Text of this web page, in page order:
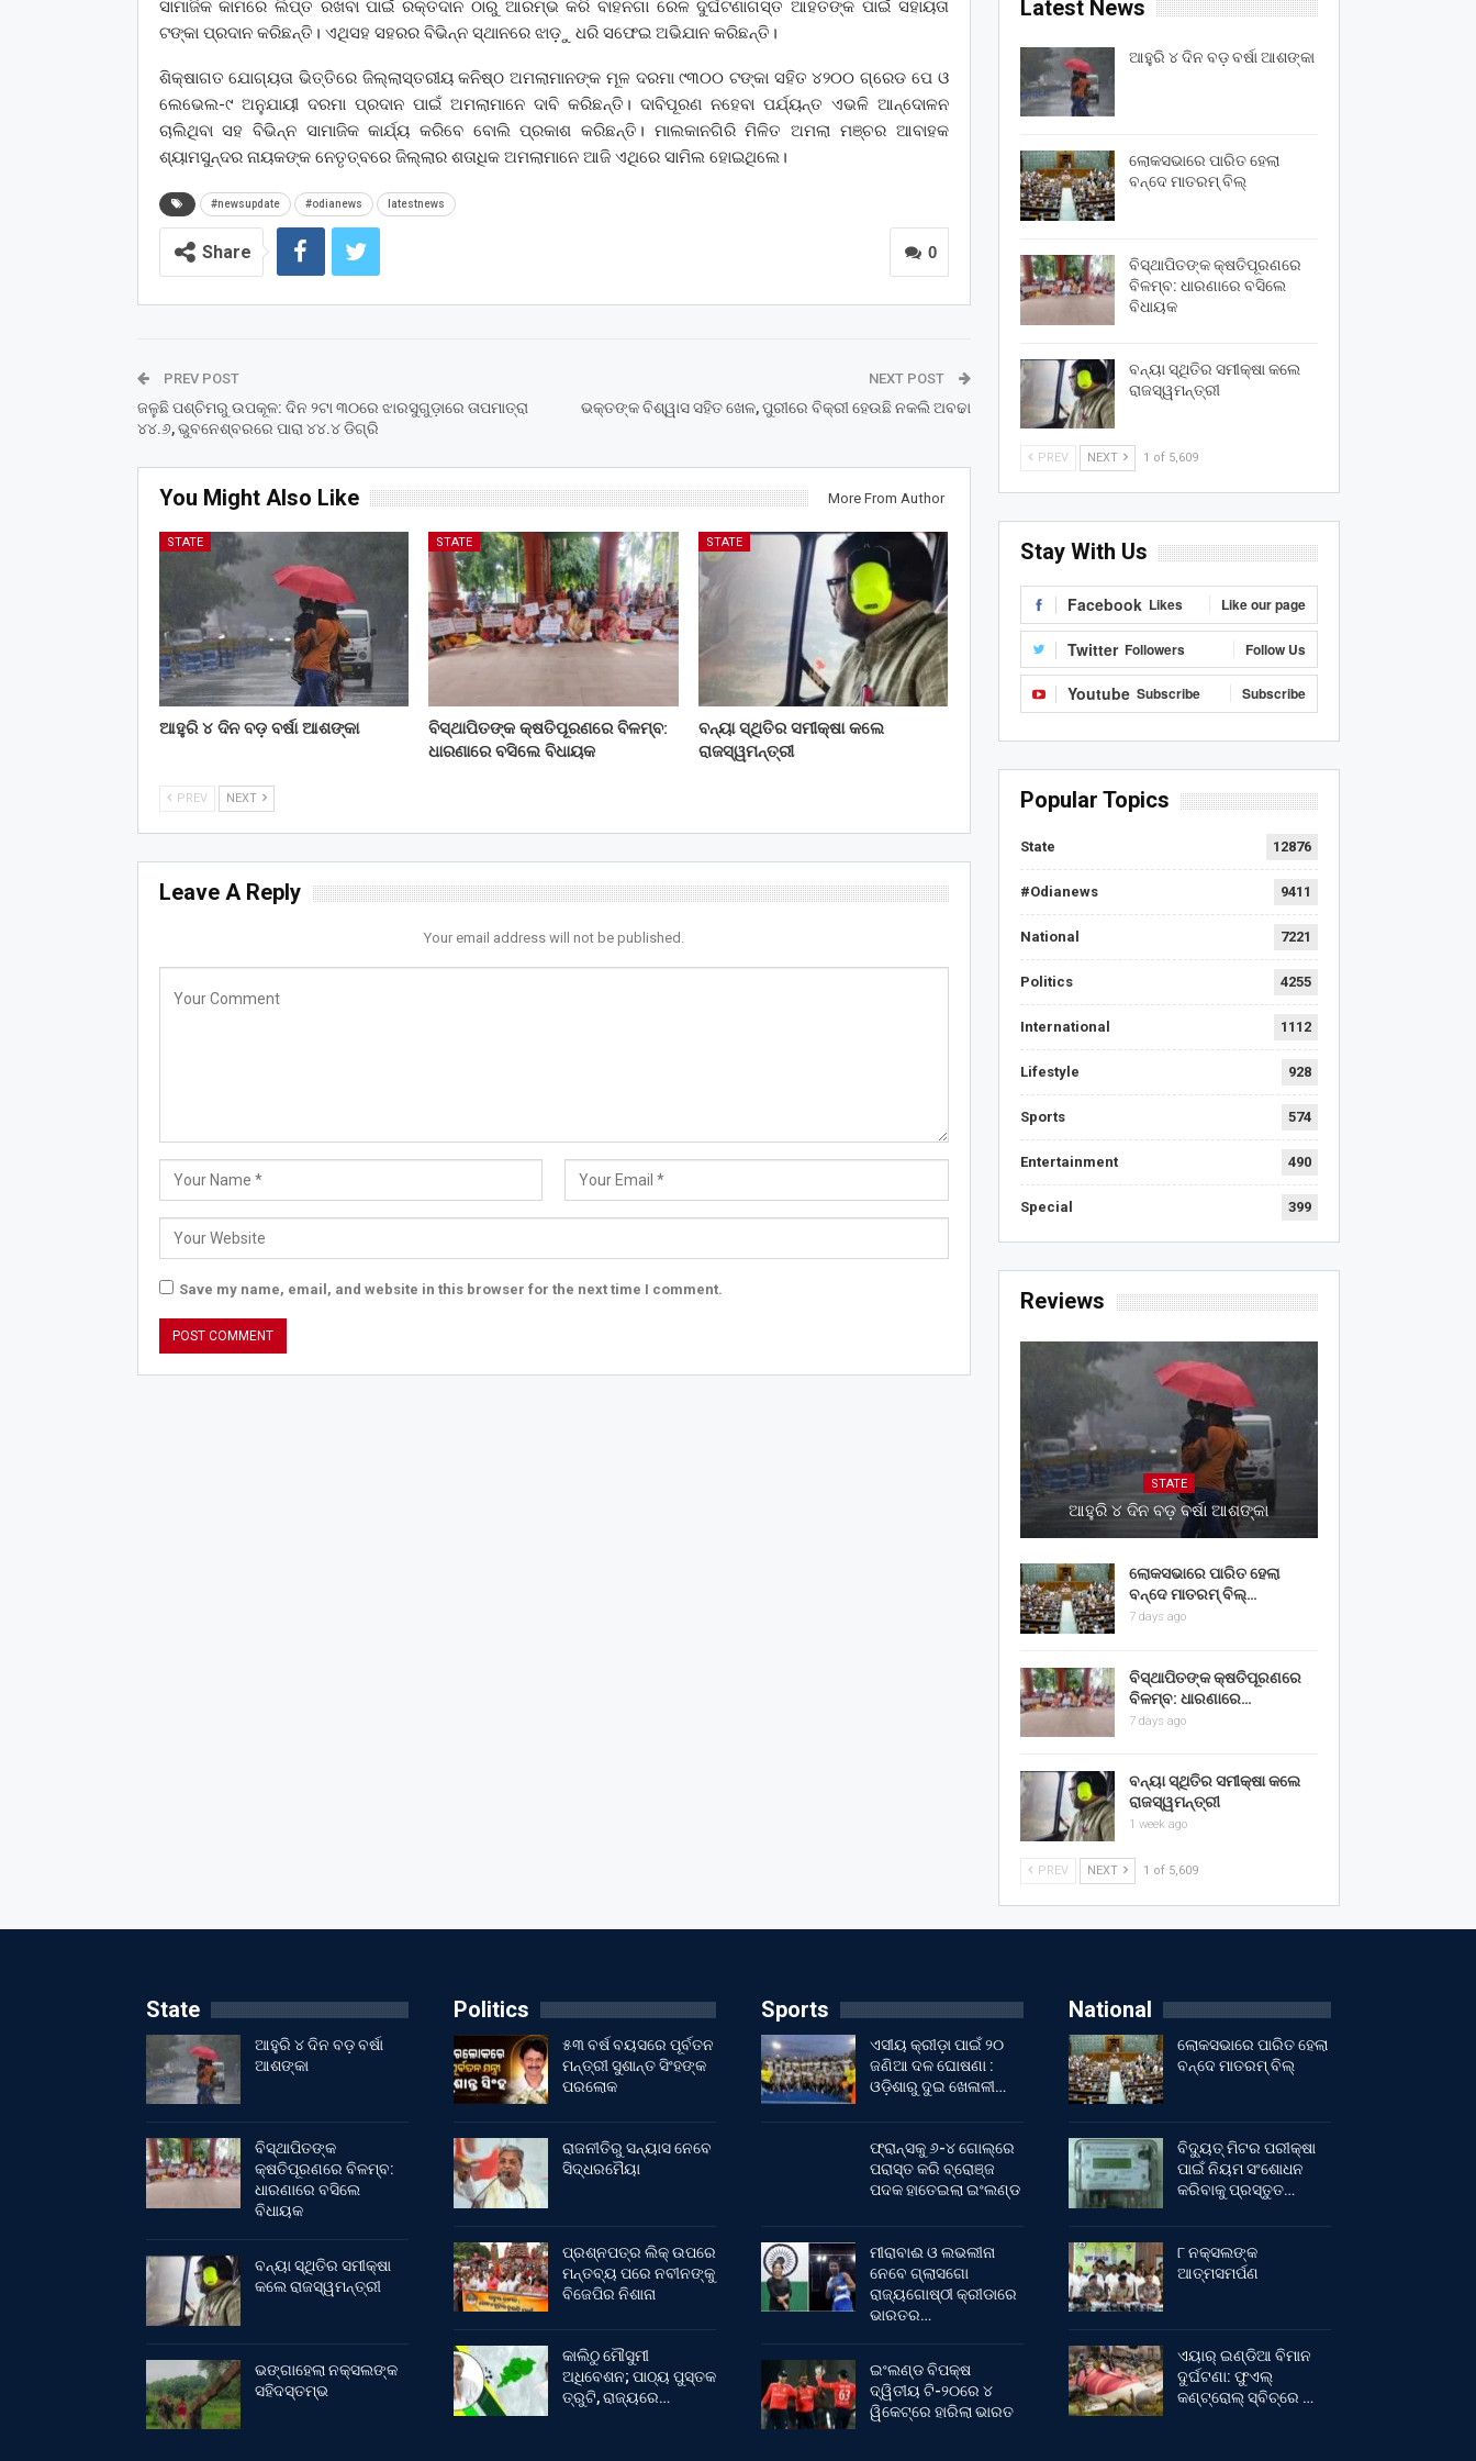
ସାମାଜିକ କା‌ମରେ ଲିପ୍ତ ରଖବା ପାଇଁ ରକ୍ତଦାନ ଠାରୁ ଆରମ୍ଭ କରି ବାହନଗା ରେଳ ଦୁର୍ଘଟଣାଗସ୍ତ ଆହତଙ୍କ ପାଇଁ ସହାୟତା
ଟଙ୍କା ପ୍ରଦାନ କରିଛନ୍ତି। ଏଥିସହ ସହରର ବିଭିନ୍ନ ସ୍ଥାନରେ ଝାଡ଼ୁ ଧରି ସଫେଇ ଅଭିଯାନ କରିଛନ୍ତି।
ଶିକ୍ଷାଗତ ଯୋଗ୍ୟତା ଭିତ୍ତିରେ ଜିଲ୍ଲାସ୍ତରୀୟ କନିଷ୍ଠ ଅମଲାମାନଙ୍କ ମୂଳ ଦରମା ୯୩୦୦ ଟଙ୍କା ସହିତ ୪୨୦୦ ଗ୍ରେଡ ପେ ଓ
ଲେଭେଲ-୯ ଅନୁଯାୟୀ ଦରମା ପ୍ରଦାନ ପାଇଁ ଅମଲାମାନ‌େ ଦାବି କରିଛନ୍ତି। ଦାବିପୂରଣ ନହେବା ପର୍ଯ୍ୟନ୍ତ ଏଭଳି ଆନ୍ଦୋଳନ
ଚାଲିଥିବା ସହ ବିଭିନ୍ନ ସାମାଜିକ କାର୍ଯ୍ୟ କରିବେ ବୋଲି ପ୍ରକାଶ କରିଛନ୍ତି। ମାଲକାନଗିରି ମିଳିତ ଅମଲା ମଞ୍ଚର ଆବାହକ
ଶ୍ୟାମସୁନ୍ଦର ନାୟକଙ୍କ ନେତୃତ୍ବରେ ଜିଲ୍ଲାର ଶତାଧିକ ଅମଲାମାନ‌େ ଆଜି ଏଥିରେ ସାମିଲ ହୋଇଥିଲେ।
#newsupdate #odianews latestnews
0
Share
PREV POST
ଜଳୁଛି ପଶ୍ଚିମରୁ ଉପକୂଳ: ଦିନ ୨ଟା ୩୦ରେ ଝାରସୁଗୁଡ଼ାରେ ତାପମାତ୍ରା
୪୪.୬, ଭୁବନେଶ୍ବରରେ ପାରା ୪୪.୪ ଡିଗ୍ରି
NEXT POST
ଭକ୍ତଙ୍କ ବିଶ୍ୱାସ ସହିତ ଖେଳ, ପୁରୀରେ ବିକ୍ରୀ ହେଉଛି ନକଲି ଅବଢା
You Might Also Like More From Author
STATE
ଆହୁରି ୪ ଦିନ ବଡ଼ ବର୍ଷା ଆଶଙ୍କା
STATE
ବିସ୍ଥାପିତଙ୍କ କ୍ଷତିପୂରଣରେ ବିଳମ୍ବ:
ଧାରଣାରେ ବସିଲେ ବିଧାୟକ
STATE
ବନ୍ୟା ସ୍ଥିତିର ସମୀକ୍ଷା କଲେ
ରାଜସ୍ୱମନ୍ତ୍ରୀ
PREV NEXT
Leave A Reply
Your email address will not be published.
Save my name, email, and website in this browser for the next time I comment.
Latest News
ଆହୁରି ୪ ଦିନ ବଡ଼ ବର୍ଷା ଆଶଙ୍କା
ଲୋକସଭାରେ ପାରିତ ହେଲା
ବନ୍ଦେ ମାତରମ୍‌ ବିଲ୍‌
ବିସ୍ଥାପିତଙ୍କ କ୍ଷତିପୂରଣରେ
ବିଳମ୍ବ: ଧାରଣାରେ ବସିଲେ
ବିଧାୟକ
ବନ୍ୟା ସ୍ଥିତିର ସମୀକ୍ଷା କଲେ
ରାଜସ୍ୱମନ୍ତ୍ରୀ
PREV NEXT 1 of 5,609
Stay With Us
Facebook Likes Like our page
Twitter Followers Follow Us
Youtube Subscribe Subscribe
Popular Topics
State 12876
#Odianews 9411
National 7221
Politics 4255
International 1112
Lifestyle 928
Sports 574
Entertainment 490
Special 399
Reviews
STATE
ଆହୁରି ୪ ଦିନ ବଡ଼ ବର୍ଷା ଆଶଙ୍କା
ଲୋକସଭାରେ ପାରିତ ହେଲା
ବନ୍ଦେ ମାତରମ୍‌ ବିଲ୍‌…
7 days ago
ବିସ୍ଥାପିତଙ୍କ କ୍ଷତିପୂରଣରେ
ବିଳମ୍ବ: ଧାରଣାରେ…
7 days ago
ବନ୍ୟା ସ୍ଥିତିର ସମୀକ୍ଷା କଲେ
ରାଜସ୍ୱମନ୍ତ୍ରୀ
1 week ago
PREV NEXT 1 of 5,609
State
ଆହୁରି ୪ ଦିନ ବଡ଼ ବର୍ଷା
ଆଶଙ୍କା
ବିସ୍ଥାପିତଙ୍କ
କ୍ଷତିପୂରଣରେ ବିଳମ୍ବ:
ଧାରଣାରେ ବସିଲେ
ବିଧାୟକ
ବନ୍ୟା ସ୍ଥିତିର ସମୀକ୍ଷା
କଲେ ରାଜସ୍ୱମନ୍ତ୍ରୀ
ଭଙ୍ଗାହେଲା ନକ୍ସଲଙ୍କ
ସହିଦସ୍ତମ୍ଭ
Politics
୫୩ ବର୍ଷ ବୟସରେ ପୂର୍ବତନ
ମନ୍ତ୍ରୀ ସୁଶାନ୍ତ ସିଂହଙ୍କ
ପରଲୋକ
ରାଜନୀତିରୁ ସନ୍ୟାସ ନେବେ
ସିଦ୍ଧରମୈୟା
ପ୍ରଶ୍ନପତ୍ର ଲିକ୍ ଉପରେ
ମନ୍ତବ୍ୟ ପରେ ନବୀନଙ୍କୁ
ବିଜେପିର ନିଶାନା
କାଲିଠୁ ମୌସୁମୀ
ଅଧିବେଶନ; ପାଠ୍ୟ ପୁସ୍ତକ
ତ୍ରୁଟି, ରାଜ୍ୟରେ…
Sports
ଏସୀୟ କ୍ରୀଡ଼ା ପାଇଁ ୨୦
ଜଣିଆ ଦଳ ଘୋଷଣା :
ଓଡ଼ିଶାରୁ ଦୁଇ ଖେଳାଳୀ…
ଫ୍ରାନ୍ସକୁ ୬-୪ ଗୋଲ୍‌ରେ
ପରାସ୍ତ କରି ବ୍ରୋଞ୍ଜ
ପଦକ ହାତେଇଲା ଇଂଲଣ୍ଡ
ମୀରାବାଈ ଓ ଲଭଲୀନା
ନେବେ ଗ୍ଲାସଗୋ
ରାଜ୍ୟଗୋଷ୍ଠୀ କ୍ରୀଡାରେ
ଭାରତର…
ଇଂଲଣ୍ଡ ବିପକ୍ଷ
ଦ୍ୱିତୀୟ ଟି-୨୦ରେ ୪
ୱିକେଟ୍‌ରେ ହାରିଲା ଭାରତ
National
ଲୋକସଭାରେ ପାରିତ ହେଲା
ବନ୍ଦେ ମାତରମ୍‌ ବିଲ୍‌
ବିଦ୍ୟୁତ୍ ମିଟର ପରୀକ୍ଷା
ପାଇଁ ନିୟମ ସଂଶୋଧନ
କରିବାକୁ ପ୍ରସ୍ତୁତ…
୮ ନକ୍ସଲଙ୍କ
ଆତ୍ମସମର୍ପଣ
ଏୟାର୍ ଇଣ୍ଡିଆ ବିମାନ
ଦୁର୍ଘଟଣା: ଫୁଏଲ୍‌
କଣ୍ଟ୍ରୋଲ୍‌ ସ୍ବିଚ୍‌ରେ …